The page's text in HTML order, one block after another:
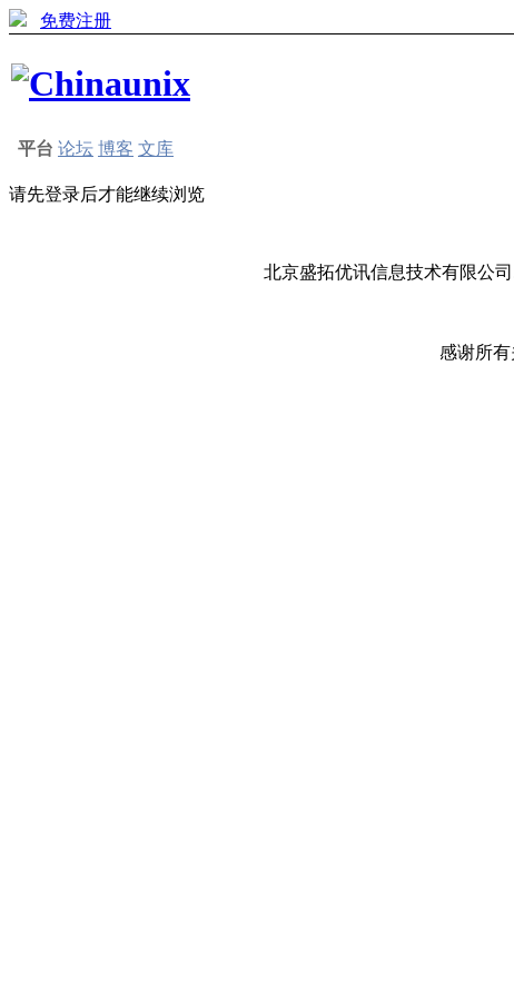
免费注册
平台 论坛 博客 文库
请先登录后才能继续浏览
北京盛拓优讯信息技术有限公
感谢所